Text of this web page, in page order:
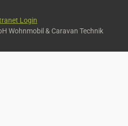
Login
Wohnmobil & Caravan Technik